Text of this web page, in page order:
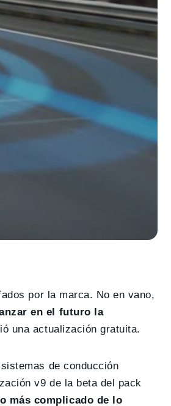
por la marca. No en vano,
en el futuro la
una actualización gratuita.
de conducción
v9 de la beta del pack
más complicado de lo